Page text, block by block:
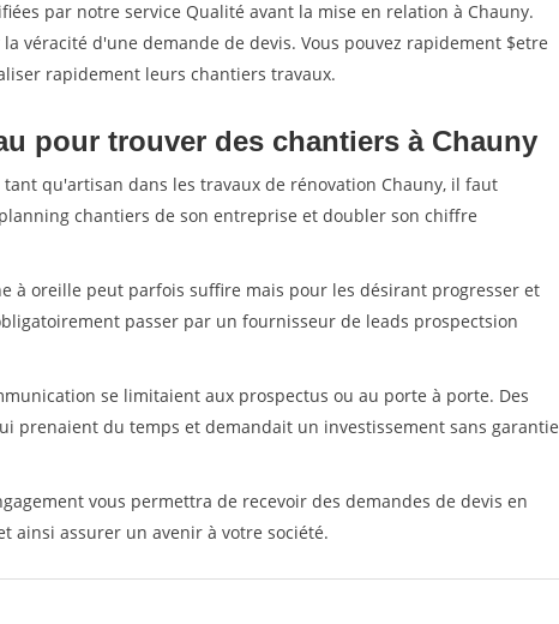
par notre service Qualité avant la mise en relation à Chauny.
véracité d'une demande de devis. Vous pouvez rapidement $etre
rapidement leurs chantiers travaux.
pour trouver des chantiers à Chauny
qu'artisan dans les travaux de rénovation Chauny, il faut
chantiers de son entreprise et doubler son chiffre
à oreille peut parfois suffire mais pour les désirant progresser et
passer par un fournisseur de leads prospectsion
se limitaient aux prospectus ou au porte à porte. Des
prenaient du temps et demandait un investissement sans garantie
vous permettra de recevoir des demandes de devis en
ainsi assurer un avenir à votre société.